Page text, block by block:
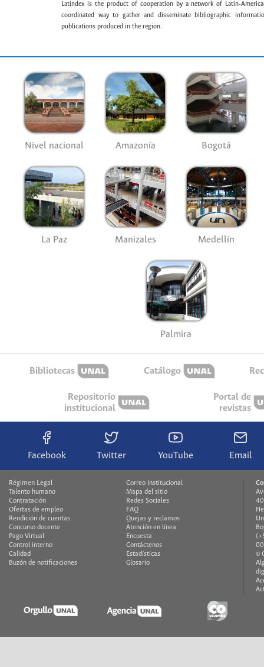
Latindex is the product of cooperation by a network of Latin-
coordinated way to gather and disseminate bibliographic
publications produced in the region.
Nivel nacional Amazonía Bogotá
La Paz Manizales Medellín
Palmira
Bibliotecas Catálogo
Repositorio
institucional
Portal de
revistas
Facebook Twitter YouTube Email
Régimen Legal
Talento humano
Contratación
Ofertas de empleo
Rendición de cuentas
Concurso docente
Pago Virtual
Control interno
Calidad
Buzón de notificaciones
Correo institucional
Mapa del sitio
Redes Sociales
FAQ
Quejas y reclamos
Atención en línea
Encuesta
Contáctenos
Estadísticas
Glosario
©